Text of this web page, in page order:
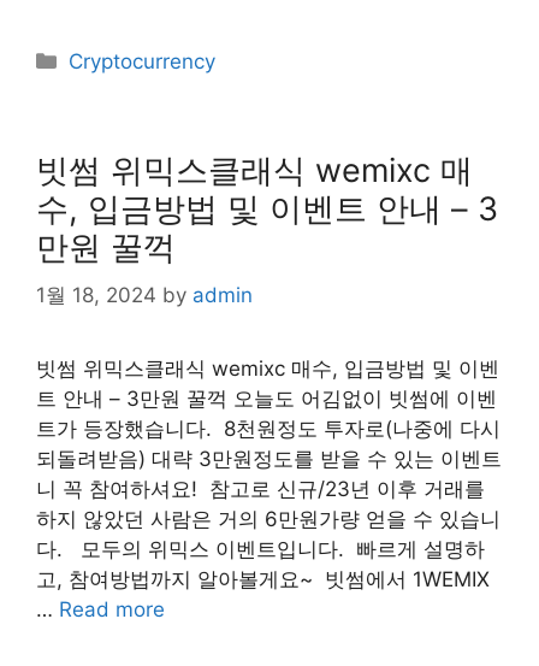
Categories
Cryptocurrency
빗썸 위믹스클래식 wemixc 매
수, 입금방법 및 이벤트 안내 – 3
만원 꿀꺽
1월 18, 2024 by admin
빗썸 위믹스클래식 wemixc 매수, 입금방법 및 이벤
트 안내 – 3만원 꿀꺽 오늘도 어김없이 빗썸에 이벤
트가 등장했습니다. ​ 8천원정도 투자로(나중에 다시
되돌려받음) 대략 3만원정도를 받을 수 있는 이벤트
니 꼭 참여하셔요! ​ 참고로 신규/23년 이후 거래를
하지 않았던 사람은 거의 6만원가량 얻을 수 있습니
다. ​ ​ 모두의 위믹스 이벤트입니다. ​ 빠르게 설명하
고, 참여방법까지 알아볼게요~ ​ 빗썸에서 1WEMIX
… Read more